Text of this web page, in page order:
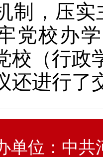
制，压
党校办
校（行政
进行了
单位：中